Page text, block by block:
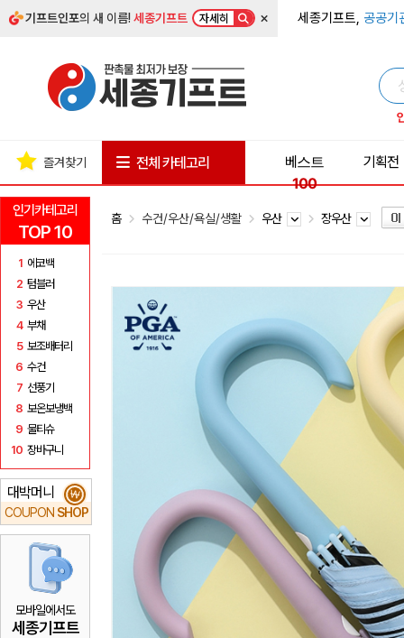
기프트인포의 새 이름!세종기프트 자세히 × 세종기프트, 공공기
인기카테고리
TOP 10
1 에코백
2 텀블러
3 우산
4 부채
5 보조배터리
6 수건
7 선풍기
8 보온보냉백
9 물티슈
10 장바구니
대박머니
COUPON SHOP
₩
모바일에서도
세종기프트
즐겨찾기 전체 카테고리
베스트
100
기획전
홈 수건/우산/욕실/생활 우산 장우산